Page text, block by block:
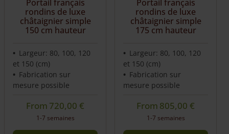
Portail français
rondins de luxe
châtaignier simple
150 cm hauteur
Largeur: 80, 100, 120
et 150 (cm)
Fabrication sur
mesure possible
From 720,00€
1-7 semaines
Portail français
rondins de luxe
châtaignier simple
175 cm hauteur
Largeur: 80, 100, 120
et 150 (cm)
Fabrication sur
mesure possible
From 805,00€
1-7 semaines